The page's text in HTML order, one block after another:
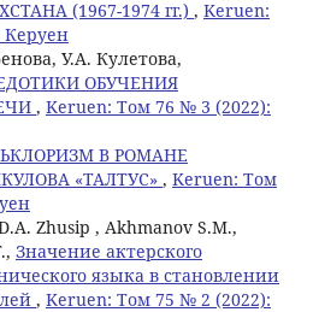
(1967-1974 гг.) , Keruen:
Керуен
У.А. Кулетова,
ОБУЧЕНИЯ
, Keruen: Том 76 № 3 (2022):
В РОМАНЕ
«ТАЛТУС» , Keruen: Том
Zhusip , Akhmanov S.M.,
Значение актерского
языка в становлении
, Keruen: Том 75 № 2 (2022):